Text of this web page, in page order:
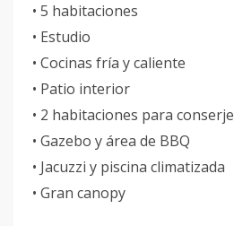
• 5 habitaciones
• Estudio
• Cocinas fría y caliente
• Patio interior
• 2 habitaciones para conserje
• Gazebo y área de BBQ
• Jacuzzi y piscina climatizada
• Gran canopy